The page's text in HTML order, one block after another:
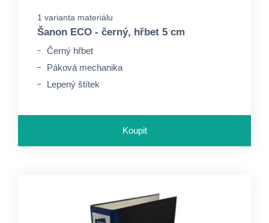
1 varianta materiálu
Šanon ECO - černý, hřbet 5 cm
Černý hřbet
Páková mechanika
Lepený štítek
Koupit